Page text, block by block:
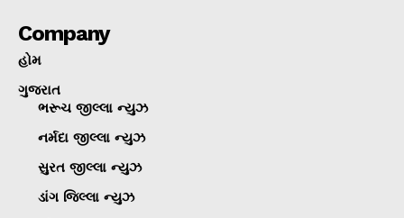
Company
હોમ
ગુજરાત
ભરૂચ જીલ્લા ન્યુઝ
નર્મદા જીલ્લા ન્યુઝ
સુરત જીલ્લા ન્યુઝ
ડાંગ જિલ્લા ન્યુઝ